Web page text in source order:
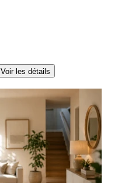
Voir les détails